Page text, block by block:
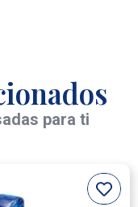
para ti